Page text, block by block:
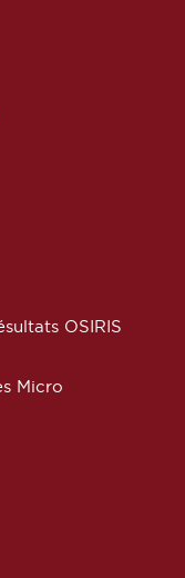
OSIRIS
Micro